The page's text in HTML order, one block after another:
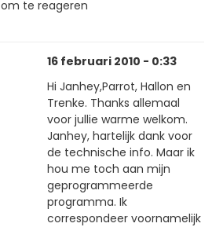
om te reageren
16 februari 2010 - 0:33
Hi Janhey,Parrot, Hallon en
Trenke. Thanks allemaal
voor jullie warme welkom.
Janhey, hartelijk dank voor
de technische info. Maar ik
hou me toch aan mijn
geprogrammeerde
programma. Ik
correspondeer voornamelijk